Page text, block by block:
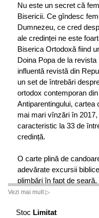
Nu este un secret că
Bisericii. Ce gîndesc
Dumnezeu, ce cred
ale credinței ne este
Biserica Ortodoxă fiind
Doina Popa de la
influentă revistă din
un set de întrebări
ortodox contemporan
Antiparentingului,
mai mari vînzări în
caracteristic la 33 de
credință.
O carte plină de
adevărate excursii
plimbări în fapt de
lumii pînă la stihiile care
încîntare intelectuală. O
Vezi mai mult ▷
Stoc Limitat